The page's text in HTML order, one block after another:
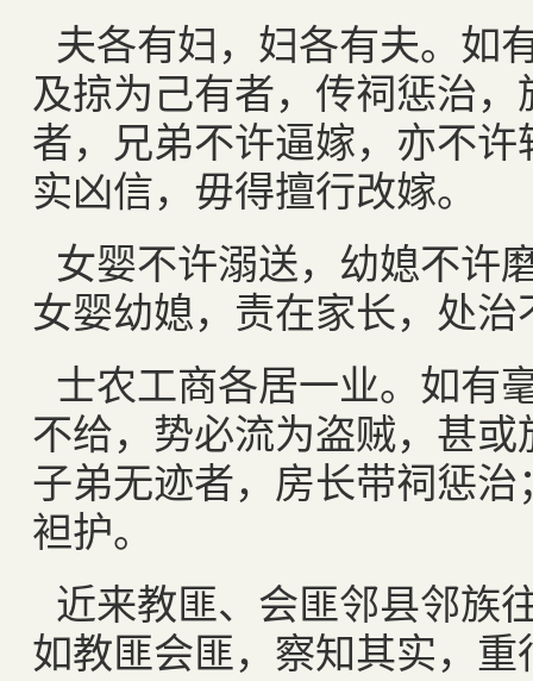
夫各有妇，妇各有夫。如
及掠为己有者，传祠惩治
者，兄弟不许逼嫁，亦不
实凶信，毋得擅行改嫁。
女婴不许溺送，幼媳不许
女婴幼媳，责在家长，处治
士农工商各居一业。如有
不给，势必流为盗贼，甚
子弟无迹者，房长带祠惩
袒护。
近来教匪、会匪邻县邻族
如教匪会匪，察知其实，重